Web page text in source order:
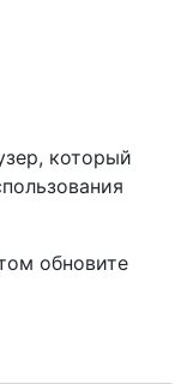
который
обновите